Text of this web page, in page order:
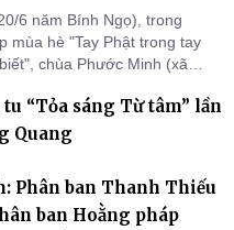
6 năm Bính Ngọ), trong
mùa hè "Tay Phật trong tay
chùa Phước Minh (xã
“Tỏa sáng Từ tâm” lần
Quang
Phân ban Thanh Thiếu
ban Hoằng pháp